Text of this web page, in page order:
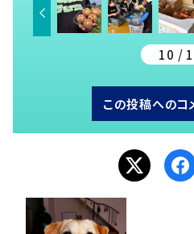
10 /
この投稿へのコ